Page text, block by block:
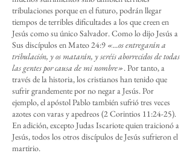
tribulaciones porque en el futuro, podrán llegar
tiempos de terribles dificultades a los que creen en
Jesús como su único Salvador. Como lo dijo Jesús a
Sus discípulos en Mateo 24:9 «...os entregarán a
tribulación, y os matarán, y seréis aborrecidos de todas
las gentes por causa de mi nombre». Por tanto, a
través de la historia, los cristianos han tenido que
sufrir grandemente por no negar a Jesús. Por
ejemplo, el apóstol Pablo también sufrió tres veces
azotes con varas y apedreos (2 Corintios 11:24-25).
En adición, excepto Judas Iscariote quien traicionó a
Jesús, todos los otros discípulos de Jesús sufrieron el
martirio.